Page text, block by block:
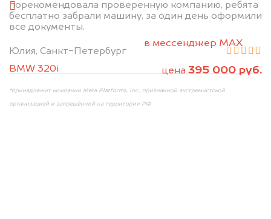
порекомендовала проверенную компанию, ребята
бесплатно забрали машину, за один день оформили
все документы.
Юлия, Санкт-Петербург
BMW 320i
цена 395 000 руб.
салон
2. Отправьте фотографии на номер +7 (958)
в мессенджер MAX
или на электронную почту info@dorogo.online
*принадлежит компании Meta Platforms, Inc., признанной экстремистской
организацией и запрещённой на территории РФ